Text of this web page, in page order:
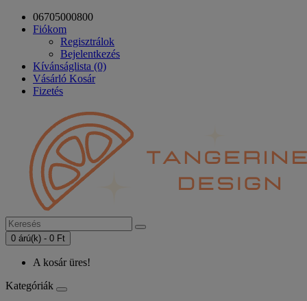
06705000800
Fiókom
Regisztrálok
Bejelentkezés
Kívánságlista (0)
Vásárló Kosár
Fizetés
0 árú(k) - 0 Ft
A kosár üres!
Kategóriák